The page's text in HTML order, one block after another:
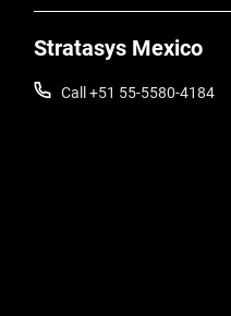
Stratasys Mexico
Call +51 55-5580-4184